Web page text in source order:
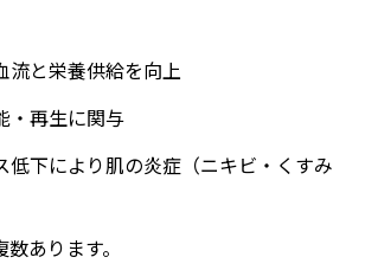
流と栄養供給を向上
・再生に関与
低下により肌の炎症（ニキビ・くすみ
あります。